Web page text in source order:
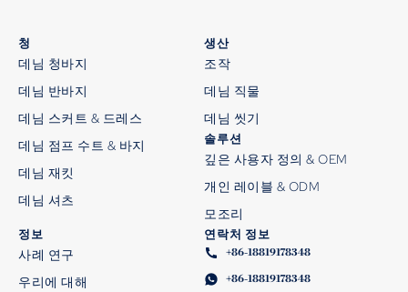
청
데님 청바지
데님 반바지
데님 스커트 & 드레스
데님 점프 수트 & 바지
데님 재킷
데님 셔츠
생산
조작
데님 직물
데님 씻기
솔루션
깊은 사용자 정의 & OEM
개인 레이블 & ODM
모조리
정보
사례 연구
우리에 대해
연락처 정보
+86-18819178348
+86-18819178348